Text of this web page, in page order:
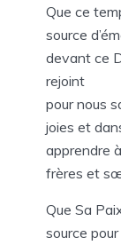
Que ce
source
devant ce
rejoint
pour nous
joies et
apprendre
frères et
Que Sa
source